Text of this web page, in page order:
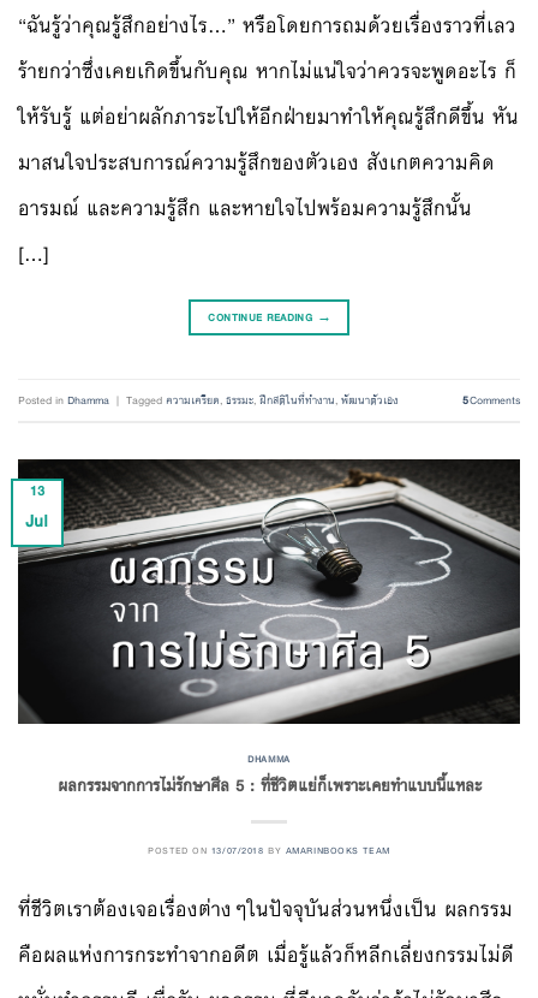
“ฉันรู้ว่าคุณรู้สึกอย่างไร…” หรือโดยการถมด้วยเรื่องราวที่เลว
ร้ายกว่าซึ่งเคยเกิดขึ้นกับคุณ หากไม่แน่ใจว่าควรจะพูดอะไร ก็
ให้รับรู้ แต่อย่าผลักภาระไปให้อีกฝ่ายมาทำให้คุณรู้สึกดีขึ้น หัน
มาสนใจประสบการณ์ความรู้สึกของตัวเอง สังเกตความคิด
อารมณ์ และความรู้สึก และหายใจไปพร้อมความรู้สึกนั้น
[…]
CONTINUE READING →
Posted inDhamma | Tagged ความเครียด,ธรรมะ,ฝึกสติในที่ทำงาน,พัฒนาตัวเอง 5Comments
13
Jul
DHAMMA
ผลกรรมจากการไม่รักษาศีล 5 : ที่ชีวิตแย่ก็เพราะเคยทำแบบนี้แหละ
POSTED ON 13/07/2018 BY AMARINBOOKS TEAM
ที่ชีวิตเราต้องเจอเรื่องต่างๆในปัจจุบันส่วนหนึ่งเป็น ผลกรรม
คือผลแห่งการกระทำจากอดีต เมื่อรู้แล้วก็หลีกเลี่ยงกรรมไม่ดี